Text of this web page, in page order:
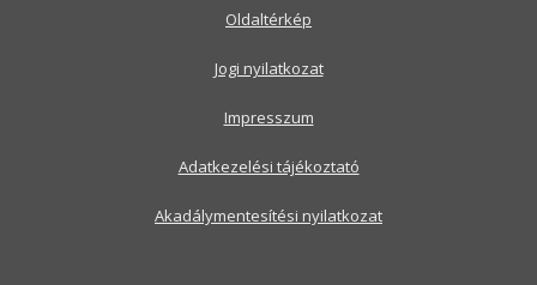
Oldaltérkép
Jogi nyilatkozat
Impresszum
Adatkezelési tájékoztató
Akadálymentesítési nyilatkozat